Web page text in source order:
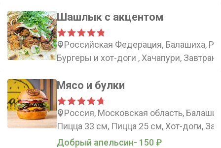
Шашлык с акцентом
Российская Федерация, Балашиха,
Бургеры и хот-доги , Хачапури,
Мясо и булки
Россия, Московская область,
Пицца 33 см, Пицца 25 см, Хот-доги,
Добрый апельсин- 150 ₽